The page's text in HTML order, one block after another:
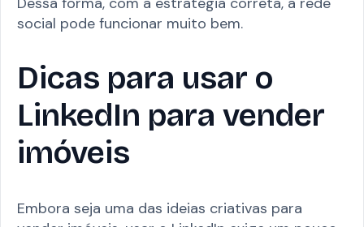
social pode funcionar muito bem.
Dicas para usar o
LinkedIn para vender
imóveis
Embora seja uma das ideias criativas para